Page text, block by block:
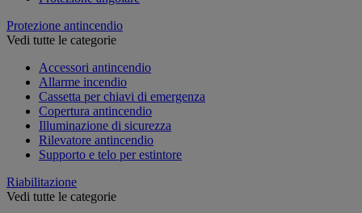
Protezione antincendio
Vedi tutte le categorie
Accessori antincendio
Allarme incendio
Cassetta per chiavi di emergenza
Copertura antincendio
Illuminazione di sicurezza
Rilevatore antincendio
Supporto e telo per estintore
Riabilitazione
Vedi tutte le categorie